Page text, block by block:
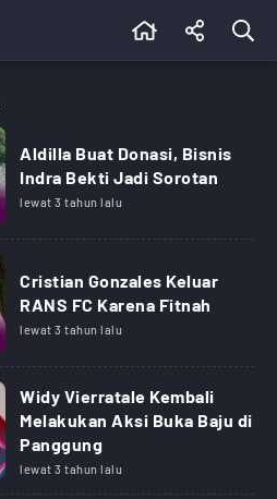
Aldilla Buat Donasi, Bisnis
Indra Bekti Jadi Sorotan
lewat 3 tahun lalu
Cristian Gonzales Keluar
RANS FC Karena Fitnah
lewat 3 tahun lalu
Widy Vierratale Kembali
Melakukan Aksi Buka Baju di
Panggung
lewat 3 tahun lalu